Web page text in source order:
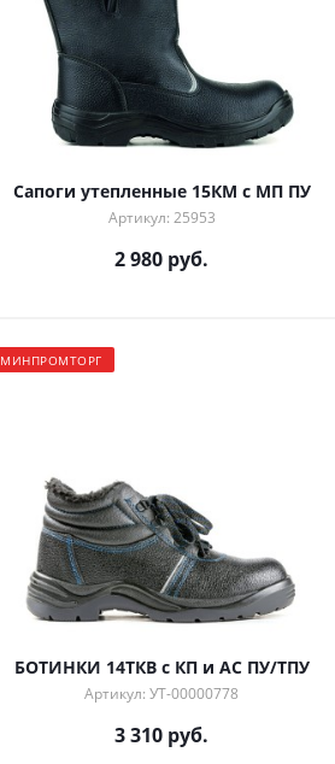
Сапоги утепленные 15КМ с МП ПУ
Артикул: 25953
2 980 руб.
МИНПРОМТОРГ
БОТИНКИ 14ТКВ с КП и АС ПУ/ТПУ
Артикул: УТ-00000778
3 310 руб.